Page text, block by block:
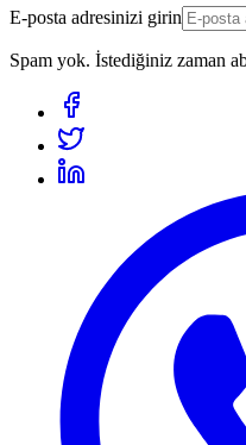
E-posta adresinizi girin
Spam yok. İstediğiniz zaman